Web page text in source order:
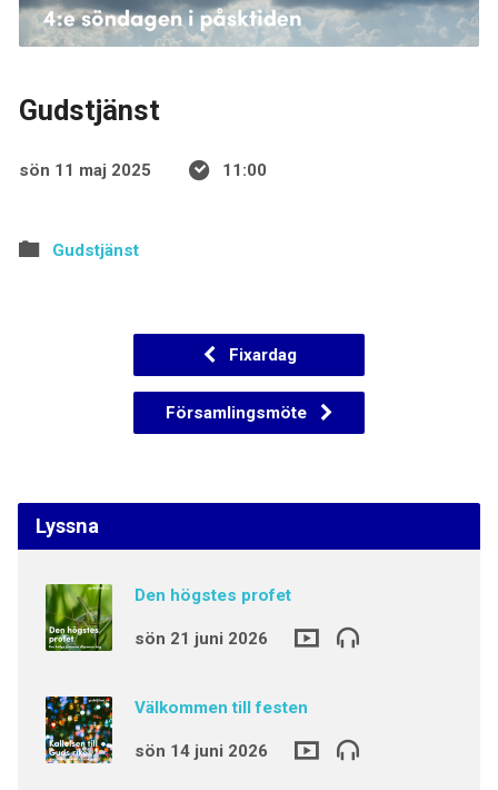
Gudstjänst
sön 11 maj 2025 11:00
Gudstjänst
Fixardag
Församlingsmöte
Lyssna
Den högstes profet
sön 21 juni 2026
Välkommen till festen
sön 14 juni 2026